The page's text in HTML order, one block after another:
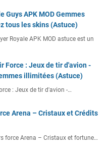
Guys APK MOD Gemmes
tous les skins (Astuce)
Royale APK MOD astuce est un
Force : Jeux de tir d'avion -
illimitées (Astuce)
: Jeux de tir d'avion -…
Arena – Cristaux et Crédits
force Arena – Cristaux et fortune…